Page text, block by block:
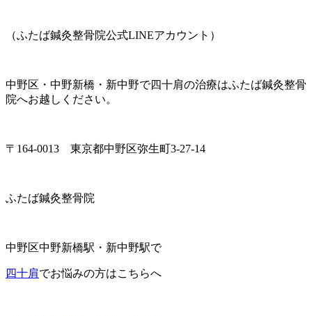
（ふたば鍼灸整骨院公式LINEアカウント）
中野区・中野新橋・新中野で四十肩の治療はふたば鍼灸整骨
院へお越しください。
〒164-0013 東京都中野区弥生町3-27-14
ふたば鍼灸整骨院
中野区中野新橋駅・新中野駅で
四十肩でお悩みの方はこちらへ